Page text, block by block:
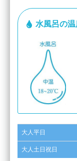
水風呂の温
大人平日
大人土日祝日